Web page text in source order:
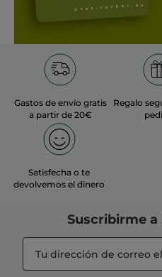
Gastos de envío gratis
a partir de 20€
Regalo
Satisfecha o te
devolvemos el dinero
Suscribirme a